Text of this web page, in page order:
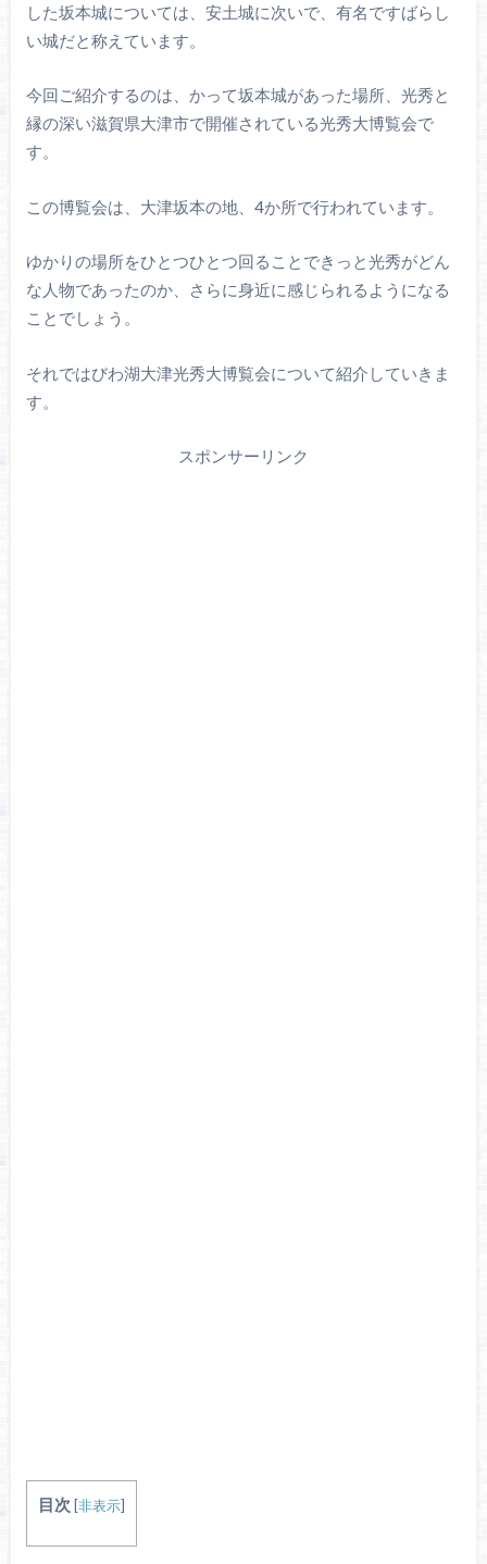
した坂本城については、安土城に次いで、有名ですばらし
い城だと称えています。
今回ご紹介するのは、かって坂本城があった場所、光秀と
縁の深い滋賀県大津市で開催されている光秀大博覧会で
す。
この博覧会は、大津坂本の地、4か所で行われています。
ゆかりの場所をひとつひとつ回ることできっと光秀がどん
な人物であったのか、さらに身近に感じられるようになる
ことでしょう。
それではびわ湖大津光秀大博覧会について紹介していきま
す。
スポンサーリンク
目次 [非表示]